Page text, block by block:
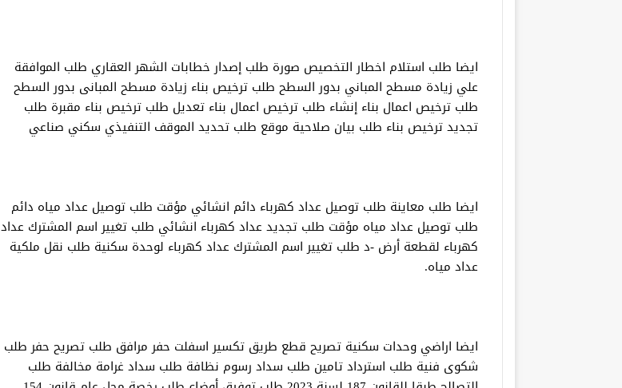
ايضا طلب استلام اخطار التخصيص صورة طلب إصدار خطابات الشهر العقاري طلب الموافقة
علي زيادة مسطح المباني بدور السطح طلب ترخيص بناء زيادة مسطح المبانى بدور السطح
طلب ترخيص اعمال بناء إنشاء طلب ترخيص اعمال بناء تعديل طلب ترخيص بناء مقبرة طلب
تجديد ترخيص بناء طلب بيان صلاحية موقع طلب تحديد الموقف التنفيذي سكني صناعي
ايضا طلب معاينة طلب توصيل عداد كهرباء دائم انشائي مؤقت طلب توصيل عداد مياه دائم
طلب توصيل عداد مياه مؤقت طلب تجديد عداد كهرباء انشائي طلب تغيير اسم المشترك عداد
كهرباء لقطعة أرض -د طلب تغيير اسم المشترك عداد كهرباء لوحدة سكنية طلب نقل ملكية
عداد مياه.
ايضا اراضي وحدات سكنية تصريح قطع طريق تكسير اسفلت حفر مرافق طلب تصريح حفر طلب
شكوى فنية طلب استرداد تامين طلب سداد رسوم نظافة طلب سداد غرامة مخالفة طلب